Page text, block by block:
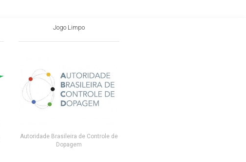
Jogo Limpo
Autoridade Brasileira de Controle de
Dopagem